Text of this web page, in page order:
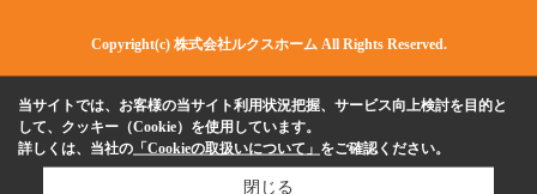
Copyright(c) 株式会社ルクスホーム All Rights Reserved.
当サイトでは、お客様の当サイト利用状況把握、サービス向上検討を目的と
して、クッキー（Cookie）を使用しています。
詳しくは、当社の 「Cookieの取扱いについて」 をご確認ください。
閉じる